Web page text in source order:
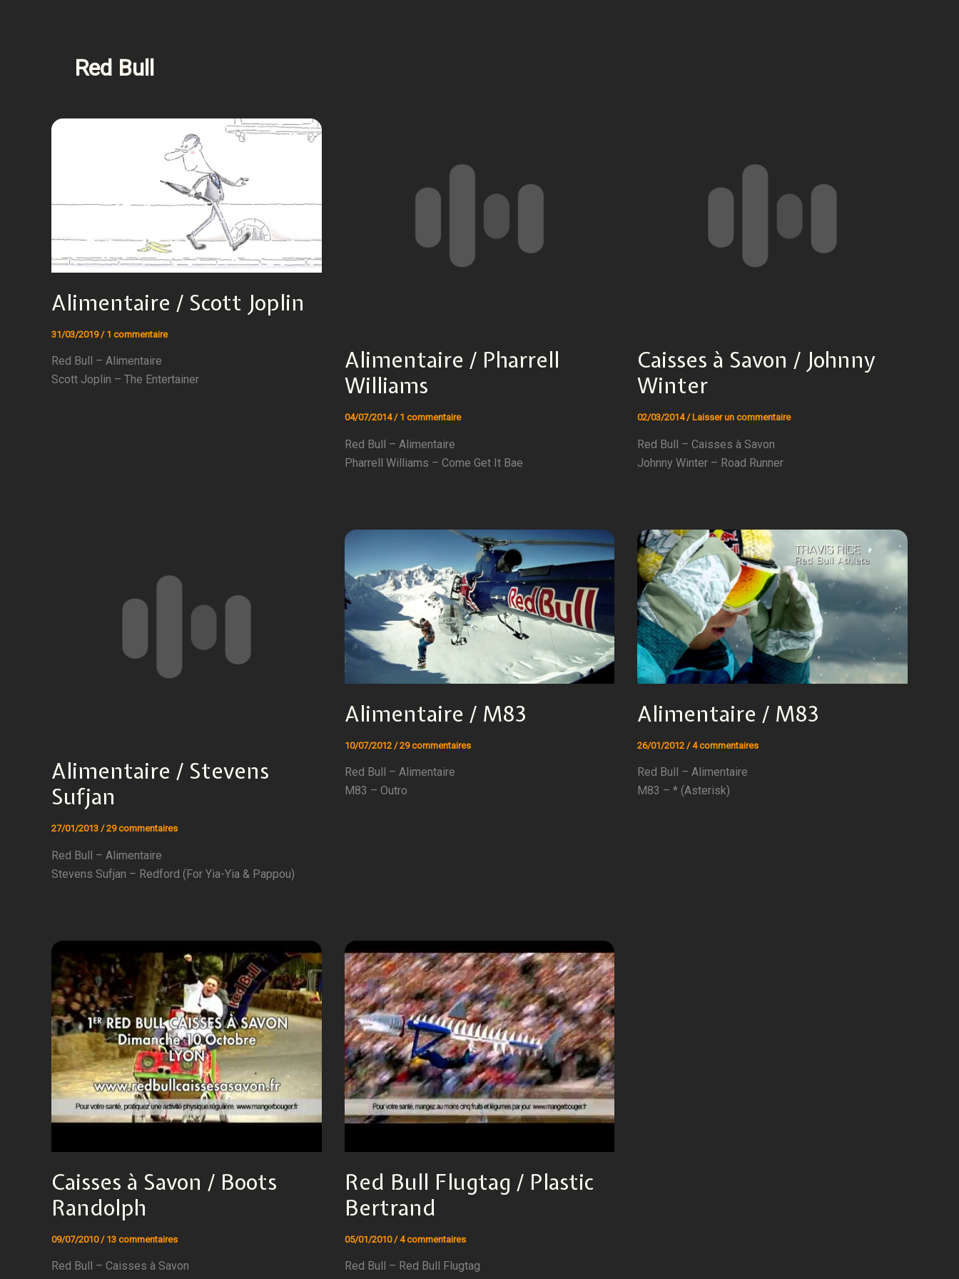
Red Bull
Alimentaire / Scott Joplin
31/03/2019 / 1 commentaire
Red Bull – Alimentaire
Scott Joplin – The Entertainer
Alimentaire / Pharrell
Williams
04/07/2014/ 1 commentaire
Red Bull – Alimentaire
Pharrell Williams – Come Get It Bae
Caisses à Savon / Johnny
Winter
02/03/2014/ Laisser un commentaire
Red Bull – Caisses à Savon
Johnny Winter – Road Runner
Alimentaire / Stevens
Sufjan
27/01/2013 /29 commentaires
Red Bull – Alimentaire
Stevens Sufjan – Redford (For Yia-Yia & Pappou)
Alimentaire / M83
10/07/2012 /29 commentaires
Red Bull – Alimentaire
M83 – Outro
Alimentaire / M83
26/01/2012 /4 commentaires
Red Bull – Alimentaire
M83 – * (Asterisk)
Caisses à Savon / Boots
Randolph
09/07/2010 / 13 commentaires
Red Bull – Caisses à Savon
Red Bull Flugtag / Plastic
Bertrand
05/01/2010 /4 commentaires
Red Bull – Red Bull Flugtag